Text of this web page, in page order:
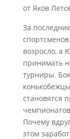
от Яков
За
возросло, а
принимать
турниры.
становятся
Почему
этом